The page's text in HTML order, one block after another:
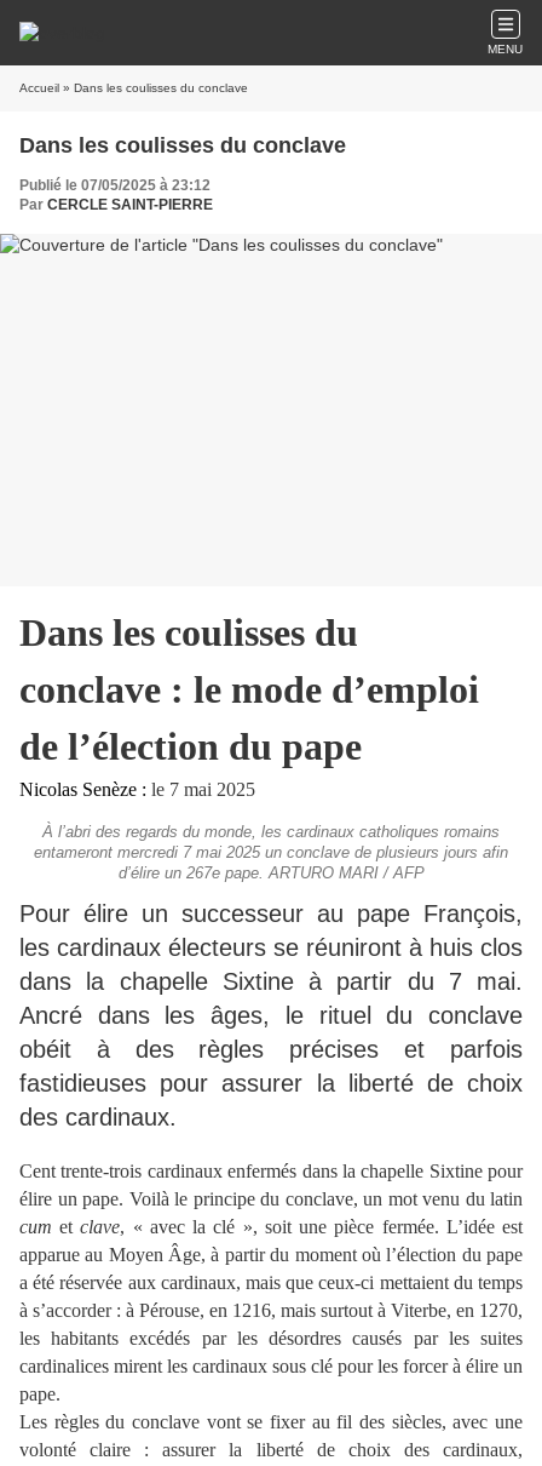
MENU
Accueil » Dans les coulisses du conclave
Dans les coulisses du conclave
Publié le 07/05/2025 à 23:12
Par CERCLE SAINT-PIERRE
Dans les coulisses du
conclave : le mode d’emploi
de l’élection du pape
Nicolas Senèze : le 7 mai 2025
À l’abri des regards du monde, les cardinaux catholiques romains
entameront mercredi 7 mai 2025 un conclave de plusieurs jours afin
d’élire un 267e pape. ARTURO MARI / AFP
Pour élire un successeur au pape François,
les cardinaux électeurs se réuniront à huis clos
dans la chapelle Sixtine à partir du 7 mai.
Ancré dans les âges, le rituel du conclave
obéit à des règles précises et parfois
fastidieuses pour assurer la liberté de choix
des cardinaux.
Cent trente-trois cardinaux enfermés dans la chapelle Sixtine pour
élire un pape. Voilà le principe du conclave, un mot venu du latin
cum etclave, « avec la clé », soit une pièce fermée. L’idée est
apparue au Moyen Âge, à partir du moment où l’élection du pape
a été réservée aux cardinaux, mais que ceux-ci mettaient du temps
à s’accorder : à Pérouse, en 1216, mais surtout à Viterbe, en 1270,
les habitants excédés par les désordres causés par les suites
cardinalices mirent les cardinaux sous clé pour les forcer à élire un
pape.
Les règles du conclave vont se fixer au fil des siècles, avec une
volonté claire : assurer la liberté de choix des cardinaux,